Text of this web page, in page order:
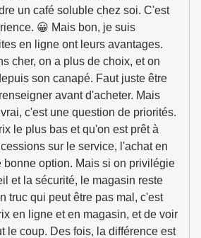
un café soluble chez soi. C'est
😀 Mais bon, je suis
en ligne ont leurs avantages.
cher, on a plus de choix, et on
son canapé. Faut juste être
avant d'acheter. Mais
c'est une question de priorités.
le plus bas et qu'on est prêt à
sur le service, l'achat en
bonne option. Mais si on privilégie
et la sécurité, le magasin reste
truc qui peut être pas mal, c'est
en ligne et en magasin, et de voir
le coup. Des fois, la différence est